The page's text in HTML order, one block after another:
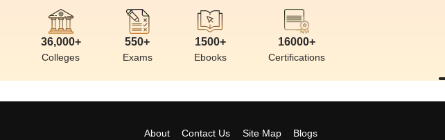
36,000+
Colleges
550+
Exams
1500+
Ebooks
16000+
Certifications
About Contact Us Site Map Blogs